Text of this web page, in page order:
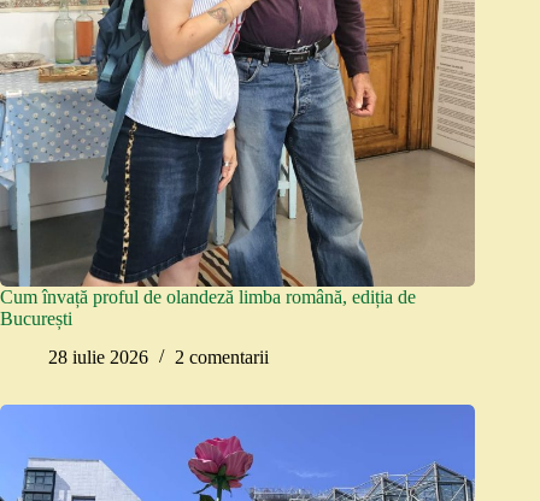
Cum învață proful de olandeză limba română, ediția de
București
28 iulie 2026
2 comentarii